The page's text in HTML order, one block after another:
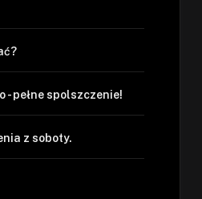
pełne spolszczenie!
z soboty.